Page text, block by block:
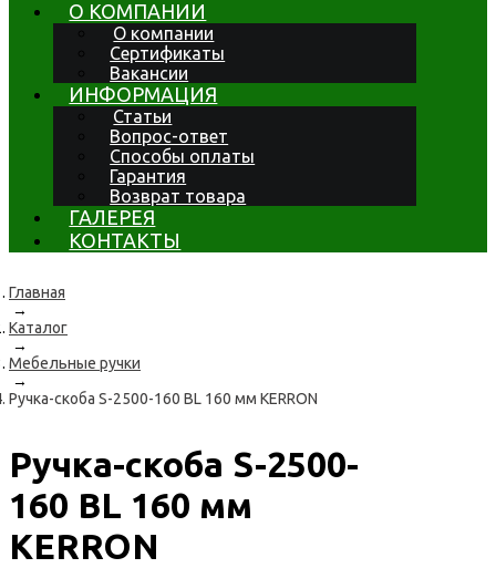
О КОМПАНИИ
О компании
Сертификаты
Вакансии
ИНФОРМАЦИЯ
Статьи
Вопрос-ответ
Способы оплаты
Гарантия
Возврат товара
ГАЛЕРЕЯ
КОНТАКТЫ
Главная
→
Каталог
→
Мебельные ручки
→
Ручка-скоба S-2500-160 BL 160 мм KERRON
Ручка-скоба S-2500-
160 BL 160 мм
KERRON